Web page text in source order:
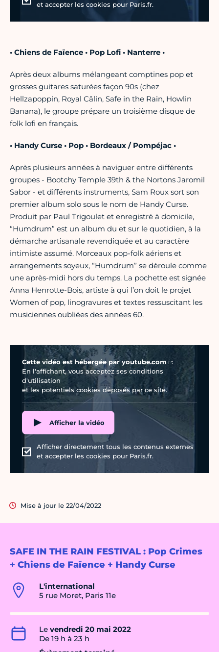
SAFE IN THE RAIN FESTIVAL : Pop Crimes
+ Chiens de Faïence + Handy Curse
L'international
5 rue Moret, Paris 11e
Le vendredi 20 mai 2022
De 19 h à 23 h
et accepter les cookies pour Paris.fr.
• Chiens de Faïence • Pop Lofi • Nanterre •
Après deux albums mélangeant comptines pop et
grosses guitares saturées façon 90s (chez
Hellzapoppin, Royal Câlin, Safe in the Rain, Howlin
Banana), le groupe prépare un troisième disque de
folk lofi en français.
• Handy Curse • Pop • Bordeaux / Pompéjac •
Après plusieurs années à naviguer entre différents
groupes - Bootchy Temple 39th & the Nortons Jaromil
Sabor - et différents instruments, Sam Roux sort son
premier album solo sous le nom de Handy Curse.
Produit par Paul Trigoulet et enregistré à domicile,
“Humdrum” est un album du et sur le quotidien, à la
démarche artisanale revendiquée et au caractère
intimiste assumé. Morceaux pop-folk aériens et
arrangements soyeux, “Humdrum” se déroule comme
une après-midi hors du temps. La pochette est signée
Anna Henrotte-Bois, artiste à qui l’on doit le projet
Women of pop, linogravures et textes ressuscitant les
musiciennes oubliées des années 60.
Vidéo Youtube
Cette vidéo est hébergée paryoutube.com
En l'affichant, vous acceptez ses conditions
d'utilisation
et les potentiels cookies déposés par ce site.
Afficher la vidéo
Afficher directement tous les contenus externes
et accepter les cookies pour Paris.fr.
Mise à jour le 22/04/2022